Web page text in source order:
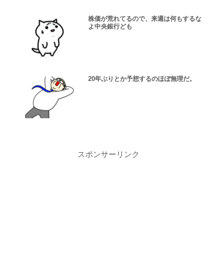
株価が荒れてるので、来週は何もするな
よ中央銀行ども
20年ぶりとか予想するのほぼ無理だ。
スポンサーリンク